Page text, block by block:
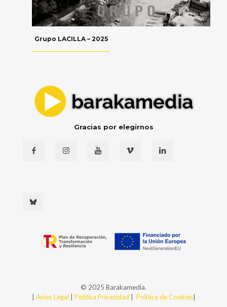
Grupo LACILLA – 2025
Gracias por elegirnos
© 2025 Barakamedia.
Aviso Legal Política Privacidad Política de Cookies|